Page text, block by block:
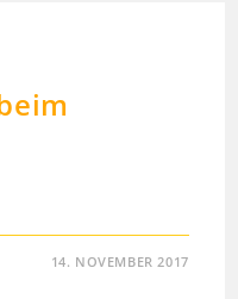
14. NOVEMBER 2017